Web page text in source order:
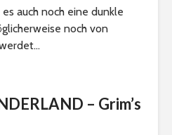
auch noch eine dunkle
noch von
– Grim’s